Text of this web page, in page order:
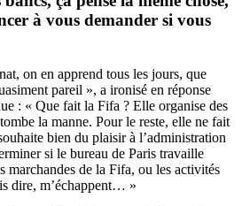
à vous demander si vous
on en apprend tous les jours, que
pareil », a ironisé en réponse
: « Que fait la Fifa ? Elle organise des
la manne. Pour le reste, elle ne fait
bien du plaisir à l’administration
si le bureau de Paris travaille
marchandes de la Fifa, ou les activités
dire, m’échappent… »